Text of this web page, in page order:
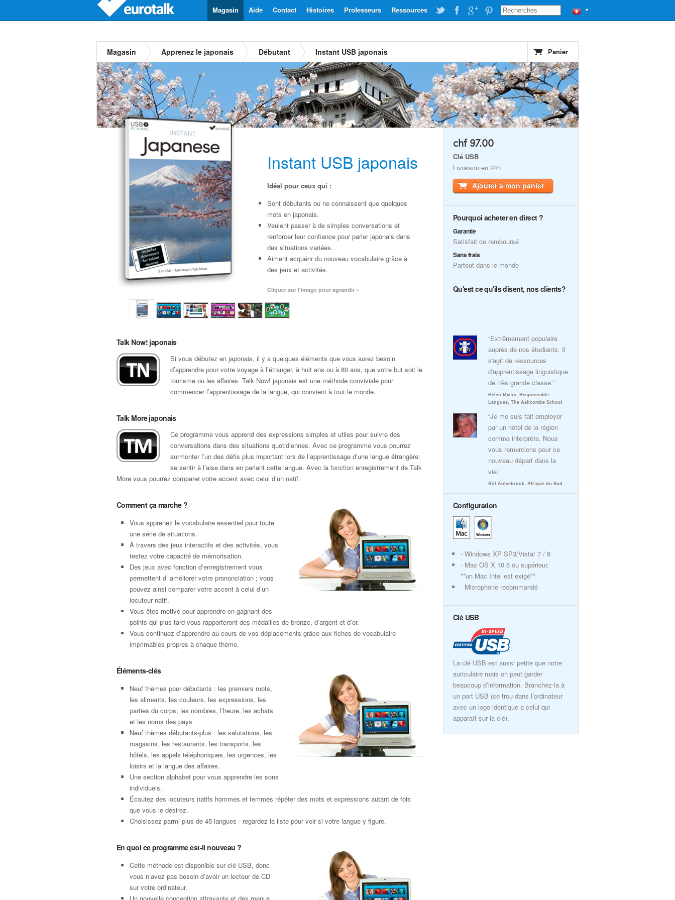
▼
Ressources
Professeurs
Histoires
Contact
Aide
Magasin
Magasin Apprenez le japonais Débutant Instant USB japonais Panier
Instant USB japonais
Idéal pour ceux qui :
Sont débutants ou ne connaissent que quelques
mots en japonais.
Veulent passer à de simples conversations et
renforcer leur confiance pour parler japonais dans
des situations variées.
Aiment acquérir du nouveau vocabulaire grâce à
des jeux et activités.
Cliquer sur l'image pour agrandir »
Talk Now! japonais
Si vous débutez en japonais, il y a quelques éléments que vous aurez besoin
d’apprendre pour votre voyage à l’étranger, à huit ans ou à 80 ans, que votre but soit le
tourisme ou les affaires. Talk Now! japonais est une méthode conviviale pour
commencer l’apprentissage de la langue, qui convient à tout le monde.
Talk More japonais
Ce programme vous apprend des expressions simples et utiles pour suivre des
conversations dans des situations quotidiennes. Avec ce programme vous pourrez
surmonter l’un des défis plus important lors de l’apprentissage d’une langue étrangère:
se sentir à l’aise dans en parlant cette langue. Avec la fonction enregistrement de Talk
More vous pourrez comparer votre accent avec celui d’un natif.
Comment ça marche ?
Vous apprenez le vocabulaire essentiel pour toute
une série de situations.
À travers des jeux interactifs et des activités, vous
testez votre capacité de mémorisation.
Des jeux avec fonction d’enregistrement vous
permettent d’ améliorer votre prononciation ; vous
pouvez ainsi comparer votre accent à celui d’un
locuteur natif.
Vous êtes motivé pour apprendre en gagnant des
points qui plus tard vous rapporteront des médailles de bronze, d’argent et d’or.
Vous continuez d’apprendre au cours de vos déplacements grâce aux fiches de vocabulaire
imprimables propres à chaque thème.
Éléments-clés
Neuf thèmes pour débutants : les premiers mots,
les aliments, les couleurs, les expressions, les
parties du corps, les nombres, l’heure, les achats
et les noms des pays.
Neuf thèmes débutants-plus : les salutations, les
magasins, les restaurants, les transports, les
hôtels, les appels téléphoniques, les urgences, les
loisirs et la langue des affaires.
Une section alphabet pour vous apprendre les sons
individuels.
Écoutez des locuteurs natifs hommes et femmes répéter des mots et expressions autant de fois
que vous le désirez.
Choisissez parmi plus de 45 langues - regardez la liste pour voir si votre langue y figure.
En quoi ce programme est-il nouveau ?
Cette méthode est disponible sur clé USB, donc
vous n’avez pas besoin d’avoir un lecteur de CD
sur votre ordinateur.
chf 97.00
Clé USB
Livraison en 24h
Ajouter à mon panier
Pourquoi acheter en direct ?
Garantie
Satisfait ou remboursé
Sans frais
Partout dans le monde
Qu'est ce qu'ils disent, nos clients?
“Extrêmement populaire
auprès de nos étudiants. Il
s'agit de ressources
d'apprentissage linguistique
de très grande classe.”
Helen Myers, Responsable
Langues, The Ashcombe School
“Je me suis fait employer
par un hôtel de la région
comme interprète. Nous
vous remercions pour ce
nouveau départ dans la
vie.”
Bill Aulsebrook, Afrique du Sud
Configuration
- Windows XP SP3/Vista/ 7 / 8
- Mac OS X 10.6 ou supérieur,
**un Mac Intel est exigé**
- Microphone recommandé
Clé USB
La clé USB est aussi petite que notre
auriculaire mais on peut garder
beaucoup d’information. Branchez-la à
un port USB (ce trou dans l’ordinateur
avec un logo identique a celui qui
apparaît sur la clé).